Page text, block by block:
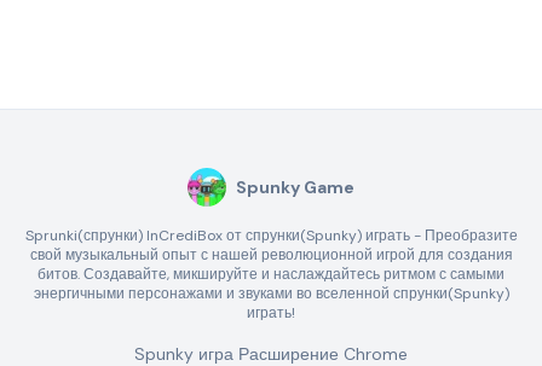
Spunky Game
Sprunki(спрунки) InCrediBox от спрунки(Spunky) играть - Преобразите
свой музыкальный опыт с нашей революционной игрой для создания
битов. Создавайте, микшируйте и наслаждайтесь ритмом с самыми
энергичными персонажами и звуками во вселенной спрунки(Spunky)
играть!
Spunky игра Расширение Chrome